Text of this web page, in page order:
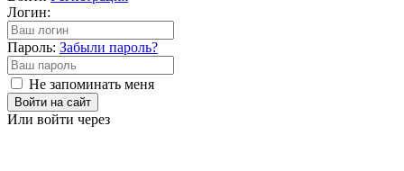
Логин:
Пароль: Забыли пароль?
Не запоминать меня
Войти на сайт
Или войти через